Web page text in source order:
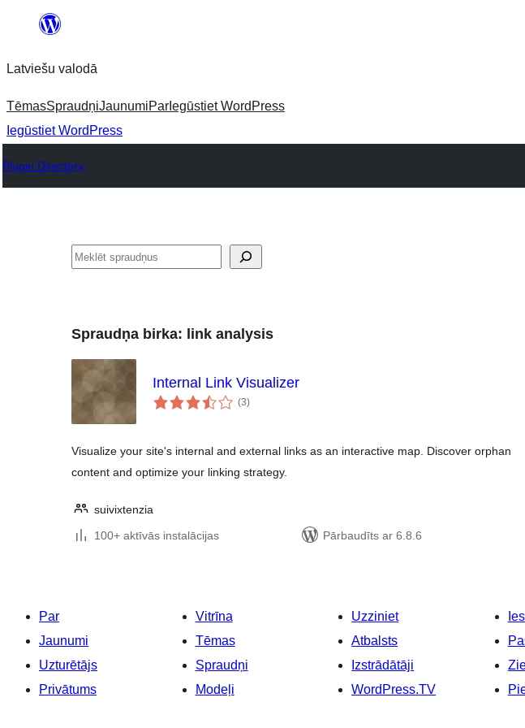
Pāriet
saturu
Latviešu valodā
TēmasSpraudņiJaunumiPar Iegūstiet WordPress
Iegūstiet WordPress
Plugin Directory
Meklēt
Spraudņa birka: link analysis
Internal Link Visualizer
(3vērtējumu
kopsumma
)
Visualize your site's internal and external links as an interactive map. Discover orphan
content and optimize your linking strategy.
suivixtenzia
100+ aktīvās instalācijas
Pārbaudīts ar 6.8.6
Par
Jaunumi
Uzturētājs
Privātums
Vitrīna
Tēmas
Spraudņi
Modeļi
Uzziniet
Atbalsts
Izstrādātāji
WordPress.TV